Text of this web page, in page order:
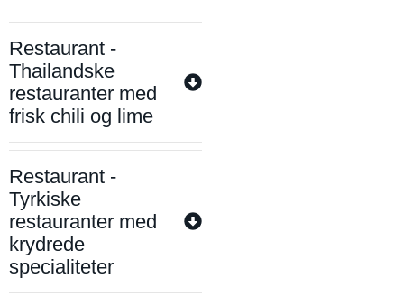
Restaurant -
Thailandske
restauranter med
frisk chili og lime
Restaurant -
Tyrkiske
restauranter med
krydrede
specialiteter